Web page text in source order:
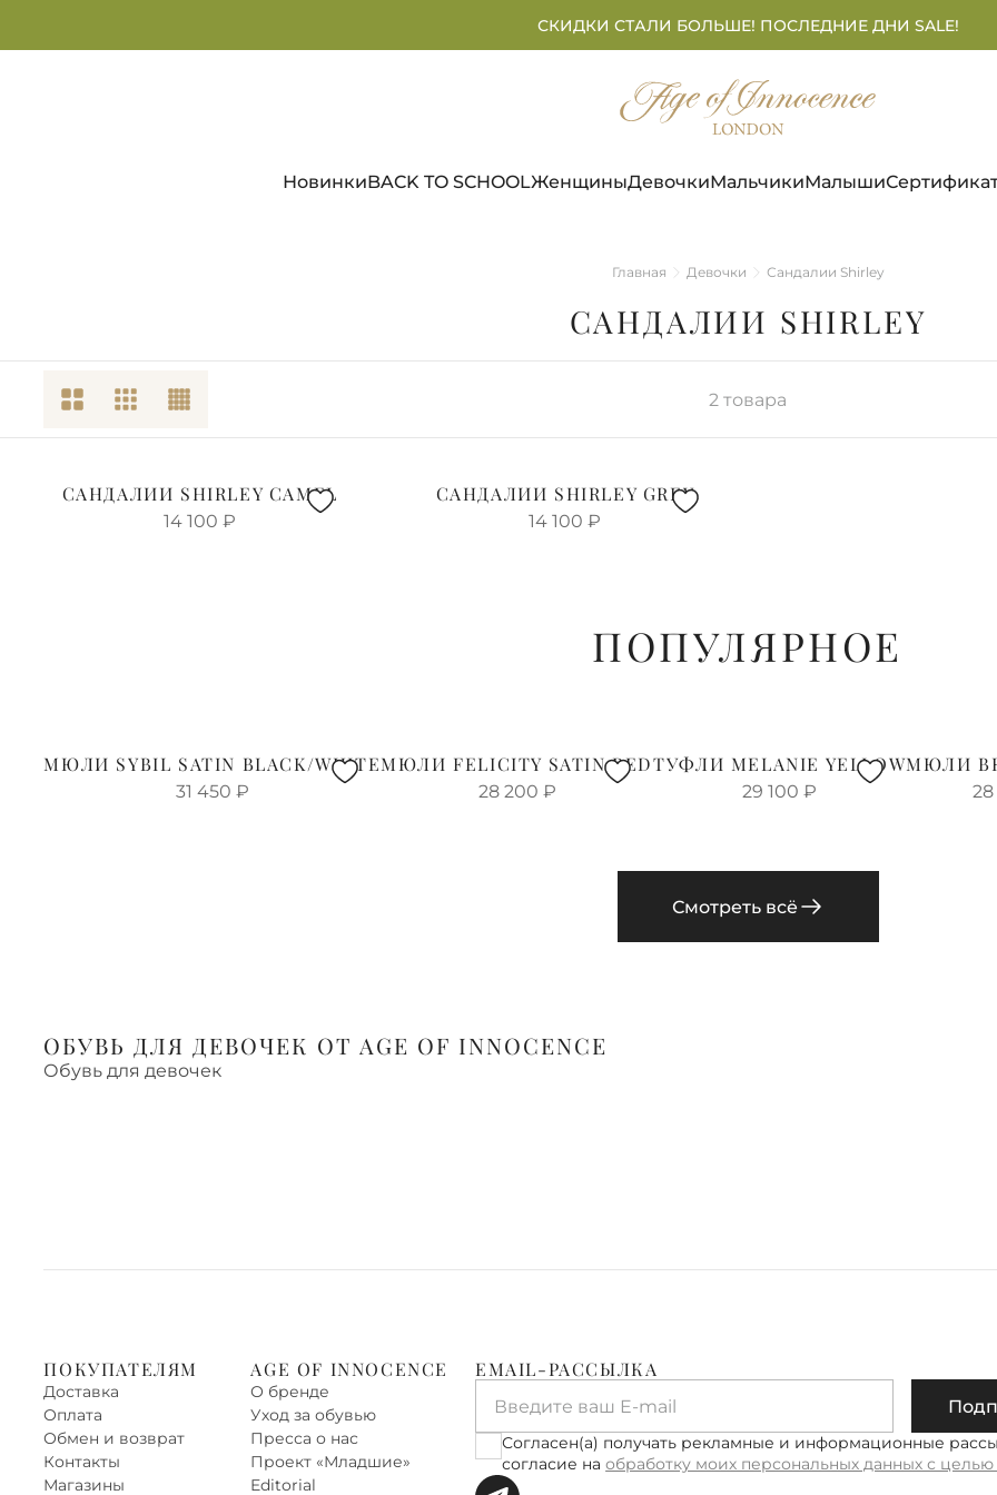
СКИДКИ СТАЛИ БОЛЬШЕ! ПОСЛЕДНИЕ ДНИ SALE!
НовинкиBACK TO SCHOOLЖенщиныДевочкиМальчикиМалыши
Главная Девочки Сандалии Shirley
САНДАЛИИ SHIRLEY
2 товара
САНДАЛИИ SHIRLEY CAMEL
14 100 ₽
САНДАЛИИ SHIRLEY GREY
14 100 ₽
ПОПУЛЯРНОЕ
МЮЛИ SYBIL SATIN BLACK/WHITE
31 450 ₽
МЮЛИ FELICITY SATIN RED
28 200 ₽
ТУФЛИ MELANIE YELLOW
29 100 ₽
МЮЛИ
Смотреть всё
ОБУВЬ ДЛЯ ДЕВОЧЕК ОТ AGE OF INNOCENCE
Обувь для девочек
ПОКУПАТЕЛЯМ
Доставка
Оплата
Обмен и возврат
Контакты
Магазины
AGE OF INNOCENCE
О бренде
Уход за обувью
Пресса о нас
Проект «‎Младшие»
Editorial
EMAIL-РАССЫЛКА
Введите ваш E-mail
Согласен(а) получать рекламные и информационные
согласие на обработку моих персональных данных с